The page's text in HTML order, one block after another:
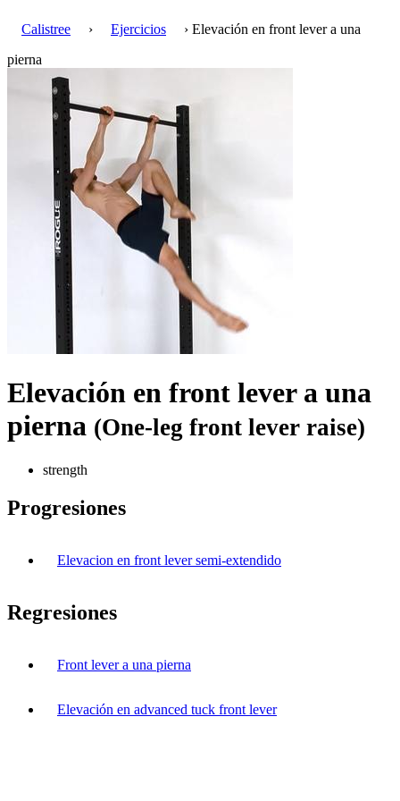
Calistree › Ejercicios
› Elevación en front lever a una
pierna
Elevación en front lever a una
pierna (One-leg front lever raise)
strength
Progresiones
Elevacion en front lever semi-extendido
Regresiones
Front lever a una pierna
Elevación en advanced tuck front lever